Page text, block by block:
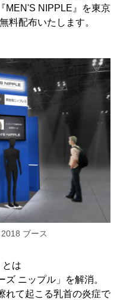
MEN'S NIPPLE』を東京
料配布いたします。
ブース
は
ニップル」を解消。
れて起こる乳首の炎症で